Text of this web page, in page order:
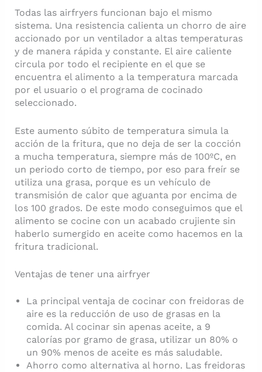
Todas las airfryers funcionan bajo el mismo
sistema. Una resistencia calienta un chorro de aire
accionado por un ventilador a altas temperaturas
y de manera rápida y constante. El aire caliente
circula por todo el recipiente en el que se
encuentra el alimento a la temperatura marcada
por el usuario o el programa de cocinado
seleccionado.
Este aumento súbito de temperatura simula la
acción de la fritura, que no deja de ser la cocción
a mucha temperatura, siempre más de 100ºC, en
un periodo corto de tiempo, por eso para freír se
utiliza una grasa, porque es un vehículo de
transmisión de calor que aguanta por encima de
los 100 grados. De este modo conseguimos que el
alimento se cocine con un acabado crujiente sin
haberlo sumergido en aceite como hacemos en la
fritura tradicional.
Ventajas de tener una airfryer
La principal ventaja de cocinar con freidoras de
aire es la reducción de uso de grasas en la
comida. Al cocinar sin apenas aceite, a 9
calorías por gramo de grasa, utilizar un 80% o
un 90% menos de aceite es más saludable.
Ahorro como alternativa al horno. Las freidoras